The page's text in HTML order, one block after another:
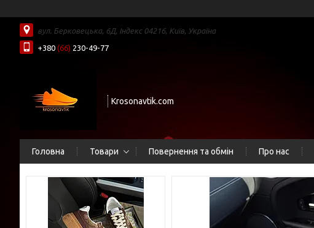
вул. Берковецька, 6Д, Індекс 04216, Київ, Україна
+380 (66) 230-49-77
Krosonavtik.com
Головна Товари Повернення та обмін Про нас